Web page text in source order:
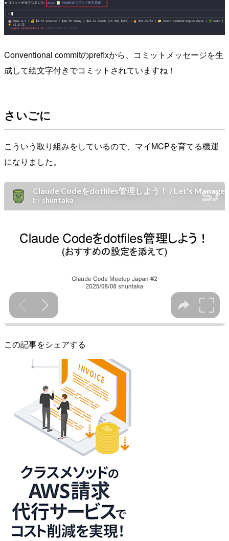
Conventional commitのprefixから、コミットメッセージを生
成して絵文字付きでコミットされていますね！
さいごに
こういう取り組みをしているので、マイMCPを育てる機運
になりました。
この記事をシェアする